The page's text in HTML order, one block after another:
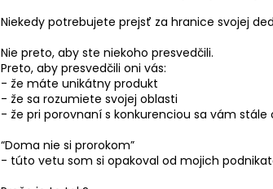
Niekedy potrebujete prejsť za hranice svojej
Nie preto, aby ste niekoho presvedčili.
Preto, aby presvedčili oni vás:
- že máte unikátny produkt
- že sa rozumiete svojej oblasti
- že pri porovnaní s konkurenciou sa vám stále
“Doma nie si prorokom”
- túto vetu som si opakoval od mojich